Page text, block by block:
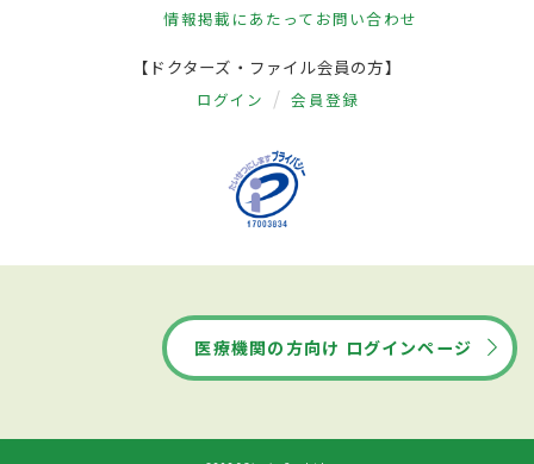
情報掲載にあたって お問い合わせ
【ドクターズ・ファイル会員の方】
ログイン 会員登録
医療機関の方向け ログインページ